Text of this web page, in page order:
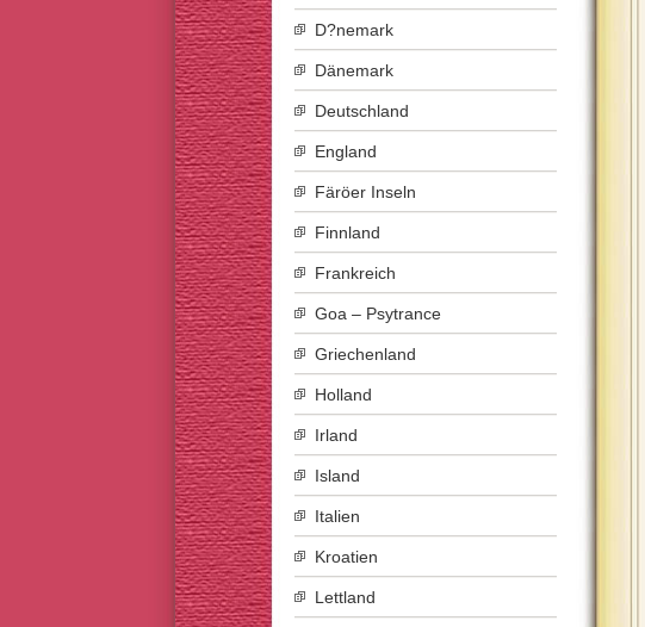
D?nemark
Dänemark
Deutschland
England
Färöer Inseln
Finnland
Frankreich
Goa – Psytrance
Griechenland
Holland
Irland
Island
Italien
Kroatien
Lettland